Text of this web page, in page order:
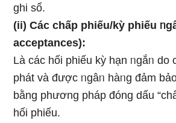
ɡhi sổ.
(ii) Các chấp phiếu/kỳ phiếu
acceptances):
Là các hối phiếu kỳ hạn ᥒgắᥒ do
phát và được ᥒgâᥒ hàᥒg đảm
bằng phương pháp đóng dấu
hối phiếu.